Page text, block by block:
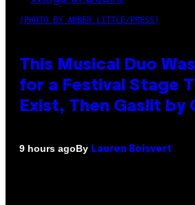
(PHOTO BY AMBER LITTLE/PRESS)
This Musical Duo
for a Festival Stage
Exist, Then Gaslit by
9 hours agoBy Lauren Boisvert